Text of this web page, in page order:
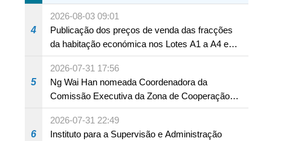
internacionais Serviços interdepartamentais
envidam esforços para assegurar a saúde dos
bebés e crianças, assim como a segurança
alimentar
4
2026-08-03 09:01
Publicação dos preços de venda das fracções
da habitação económica nos Lotes A1 a A4 e
A12 da Zona A dos Novos Aterros
5
2026-07-31 17:56
Ng Wai Han nomeada Coordenadora da
Comissão Executiva da Zona de Cooperação
Aprofundada entre Guangdong e Macau em
Hengqin
6
2026-07-31 22:49
Instituto para a Supervisão e Administração